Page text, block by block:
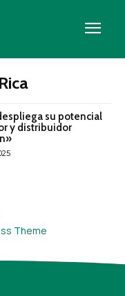
su potencial
y distribuidor